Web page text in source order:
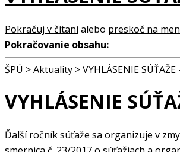
Pokračuj v čítaníalebo preskoč na
Pokračovanie obsahu:
ŠPÚ >Aktuality >VYHLÁSENIE
VYHLÁSENIE
Ďalší ročník súťaže sa organizuje v